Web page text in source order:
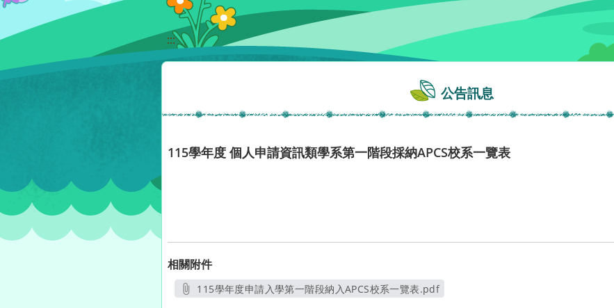
:::
公告訊息
115學年度 個人申請資訊類學系第一階段採納APCS校系一覽表
相關附件
115學年度申請入學第一階段納入APCS校系一覽表.pdf